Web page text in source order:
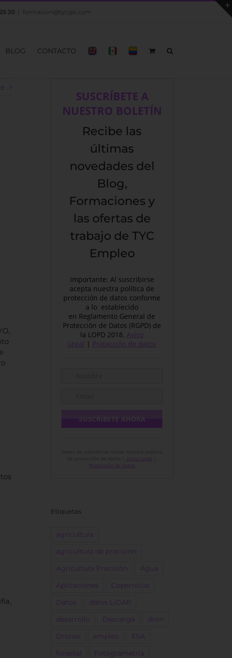
20 formacion@tycgis.com
BLOG CONTACTO
SUSCRÍBETE A
NUESTRO BOLETÍN
Recibe las
últimas
novedades del
Blog,
Formaciones y
las ofertas de
trabajo de TYC
Empleo
Importante: Al suscribirse
acepta nuestra política de
protección de datos conforme
a lo establecido
en Reglamento General de
Protección de Datos (RGPD) de
la LOPD 2018. Aviso
Legal | Protección de datos
Aviso Legal
Protección de datos
Etiquetas
agricultura
agricultura de precisión
Agricultura Precisión Agua
Aplicaciones Copernicus
Datos datos LiDAR
desarrollo Descarga dron
Drones empleo ESA
forestal Fotogrametría